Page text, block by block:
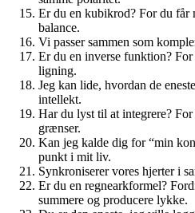
Er du en kubikrod? For du
balance.
Vi passer sammen som
Er du en inverse funktion?
ligning.
Jeg kan lide, hvordan de
intellekt.
Har du lyst til at integrere?
grænser.
Kan jeg kalde dig for “min
punkt i mit liv.
Synkroniserer vores hjerter i
Er du en regnearkformel?
summere og producere lykke.